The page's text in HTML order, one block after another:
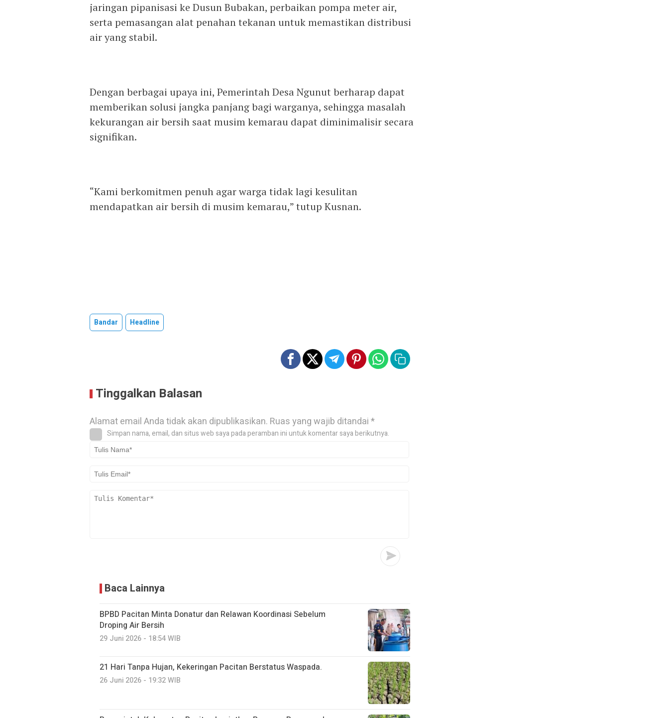
jaringan pipanisasi ke Dusun Bubakan, perbaikan pompa meter air,
serta pemasangan alat penahan tekanan untuk memastikan distribusi
air yang stabil.
Dengan berbagai upaya ini, Pemerintah Desa Ngunut berharap dapat
memberikan solusi jangka panjang bagi warganya, sehingga masalah
kekurangan air bersih saat musim kemarau dapat diminimalisir secara
signifikan.
“Kami berkomitmen penuh agar warga tidak lagi kesulitan
mendapatkan air bersih di musim kemarau,” tutup Kusnan.
Bandar Headline
Tinggalkan Balasan
Alamat email Anda tidak akan dipublikasikan. Ruas yang wajib ditandai*
Simpan nama, email, dan situs web saya pada peramban ini untuk komentar saya berikutnya.
Baca Lainnya
BPBD Pacitan Minta Donatur dan Relawan Koordinasi Sebelum
Droping Air Bersih
29 Juni 2026 - 18:54 WIB
21 Hari Tanpa Hujan, Kekeringan Pacitan Berstatus Waspada.
26 Juni 2026 - 19:32 WIB